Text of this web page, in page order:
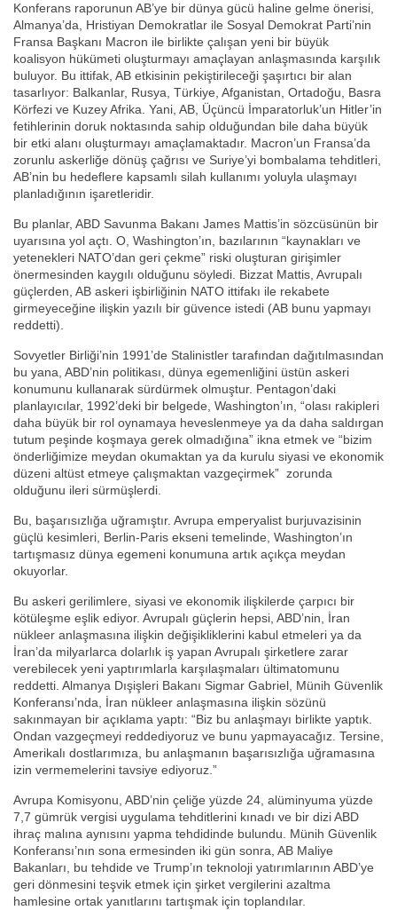
Konferans raporunun AB’ye bir dünya gücü haline gelme önerisi,
Almanya’da, Hristiyan Demokratlar ile Sosyal Demokrat Parti’nin
Fransa Başkanı Macron ile birlikte çalışan yeni bir büyük
koalisyon hükümeti oluşturmayı amaçlayan anlaşmasında karşılık
buluyor. Bu ittifak, AB etkisinin pekiştirileceği şaşırtıcı bir alan
tasarlıyor: Balkanlar, Rusya, Türkiye, Afganistan, Ortadoğu, Basra
Körfezi ve Kuzey Afrika. Yani, AB, Üçüncü İmparatorluk’un Hitler’in
fetihlerinin doruk noktasında sahip olduğundan bile daha büyük
bir etki alanı oluşturmayı amaçlamaktadır. Macron’un Fransa’da
zorunlu askerliğe dönüş çağrısı ve Suriye’yi bombalama tehditleri,
AB’nin bu hedeflere kapsamlı silah kullanımı yoluyla ulaşmayı
planladığının işaretleridir.
Bu planlar, ABD Savunma Bakanı James Mattis’in sözcüsünün bir
uyarısına yol açtı. O, Washington’ın, bazılarının “kaynakları ve
yetenekleri NATO’dan geri çekme” riski oluşturan girişimler
önermesinden kaygılı olduğunu söyledi. Bizzat Mattis, Avrupalı
güçlerden, AB askeri işbirliğinin NATO ittifakı ile rekabete
girmeyeceğine ilişkin yazılı bir güvence istedi (AB bunu yapmayı
reddetti).
Sovyetler Birliği’nin 1991’de Stalinistler tarafından dağıtılmasından
bu yana, ABD’nin politikası, dünya egemenliğini üstün askeri
konumunu kullanarak sürdürmek olmuştur. Pentagon’daki
planlayıcılar, 1992’deki bir belgede, Washington’ın, “olası rakipleri
daha büyük bir rol oynamaya heveslenmeye ya da daha saldırgan
tutum peşinde koşmaya gerek olmadığına” ikna etmek ve “bizim
önderliğimize meydan okumaktan ya da kurulu siyasi ve ekonomik
düzeni altüst etmeye çalışmaktan vazgeçirmek” zorunda
olduğunu ileri sürmüşlerdi.
Bu, başarısızlığa uğramıştır. Avrupa emperyalist burjuvazisinin
güçlü kesimleri, Berlin-Paris ekseni temelinde, Washington’ın
tartışmasız dünya egemeni konumuna artık açıkça meydan
okuyorlar.
Bu askeri gerilimlere, siyasi ve ekonomik ilişkilerde çarpıcı bir
kötüleşme eşlik ediyor. Avrupalı güçlerin hepsi, ABD’nin, İran
nükleer anlaşmasına ilişkin değişikliklerini kabul etmeleri ya da
İran’da milyarlarca dolarlık iş yapan Avrupalı şirketlere zarar
verebilecek yeni yaptırımlarla karşılaşmaları ültimatomunu
reddetti. Almanya Dışişleri Bakanı Sigmar Gabriel, Münih Güvenlik
Konferansı’nda, İran nükleer anlaşmasına ilişkin sözünü
sakınmayan bir açıklama yaptı: “Biz bu anlaşmayı birlikte yaptık.
Ondan vazgeçmeyi reddediyoruz ve bunu yapmayacağız. Tersine,
Amerikalı dostlarımıza, bu anlaşmanın başarısızlığa uğramasına
izin vermemelerini tavsiye ediyoruz.”
Avrupa Komisyonu, ABD’nin çeliğe yüzde 24, alüminyuma yüzde
7,7 gümrük vergisi uygulama tehditlerini kınadı ve bir dizi ABD
ihraç malına aynısını yapma tehdidinde bulundu. Münih Güvenlik
Konferansı’nın sona ermesinden iki gün sonra, AB Maliye
Bakanları, bu tehdide ve Trump’ın teknoloji yatırımlarının ABD’ye
geri dönmesini teşvik etmek için şirket vergilerini azaltma
hamlesine ortak yanıtlarını tartışmak için toplandılar.